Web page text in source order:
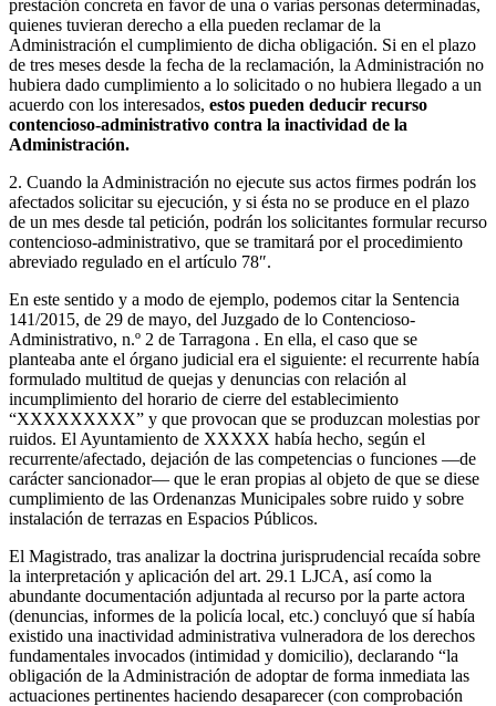
prestación concreta en favor de una o varias personas determinadas,
quienes tuvieran derecho a ella pueden reclamar de la
Administración el cumplimiento de dicha obligación. Si en el plazo
de tres meses desde la fecha de la reclamación, la Administración no
hubiera dado cumplimiento a lo solicitado o no hubiera llegado a un
acuerdo con los interesados, estos pueden deducir recurso
contencioso-administrativo contra la inactividad de la
Administración.
2. Cuando la Administración no ejecute sus actos firmes podrán los
afectados solicitar su ejecución, y si ésta no se produce en el plazo
de un mes desde tal petición, podrán los solicitantes formular recurso
contencioso-administrativo, que se tramitará por el procedimiento
abreviado regulado en el artículo 78″.
En este sentido y a modo de ejemplo, podemos citar la Sentencia
141/2015, de 29 de mayo, del Juzgado de lo Contencioso-
Administrativo, n.º 2 de Tarragona . En ella, el caso que se
planteaba ante el órgano judicial era el siguiente: el recurrente había
formulado multitud de quejas y denuncias con relación al
incumplimiento del horario de cierre del establecimiento
“XXXXXXXXX” y que provocan que se produzcan molestias por
ruidos. El Ayuntamiento de XXXXX había hecho, según el
recurrente/afectado, dejación de las competencias o funciones —de
carácter sancionador— que le eran propias al objeto de que se diese
cumplimiento de las Ordenanzas Municipales sobre ruido y sobre
instalación de terrazas en Espacios Públicos.
El Magistrado, tras analizar la doctrina jurisprudencial recaída sobre
la interpretación y aplicación del art. 29.1 LJCA, así como la
abundante documentación adjuntada al recurso por la parte actora
(denuncias, informes de la policía local, etc.) concluyó que sí había
existido una inactividad administrativa vulneradora de los derechos
fundamentales invocados (intimidad y domicilio), declarando “la
obligación de la Administración de adoptar de forma inmediata las
actuaciones pertinentes haciendo desaparecer (con comprobación